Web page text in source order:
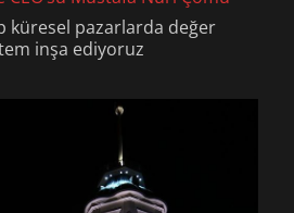
küresel pazarlarda değer
inşa ediyoruz